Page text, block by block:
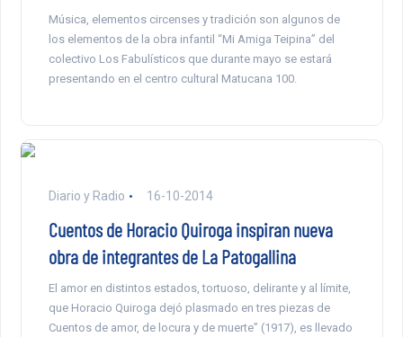
Música, elementos circenses y tradición son algunos de
los elementos de la obra infantil “Mi Amiga Teipina” del
colectivo Los Fabulísticos que durante mayo se estará
presentando en el centro cultural Matucana 100.
Diario y Radio 16-10-2014
Cuentos de Horacio Quiroga inspiran nueva
obra de integrantes de La Patogallina
El amor en distintos estados, tortuoso, delirante y al límite,
que Horacio Quiroga dejó plasmado en tres piezas de
Cuentos de amor, de locura y de muerte” (1917), es llevado